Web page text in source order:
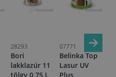
28293
Bori
lakklazúr 11
tölgy 0,75 L
07771
Belinka Top
Lasur UV
Plus